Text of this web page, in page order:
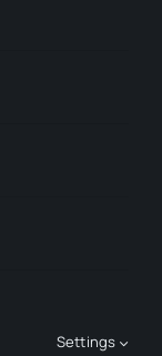
Settings